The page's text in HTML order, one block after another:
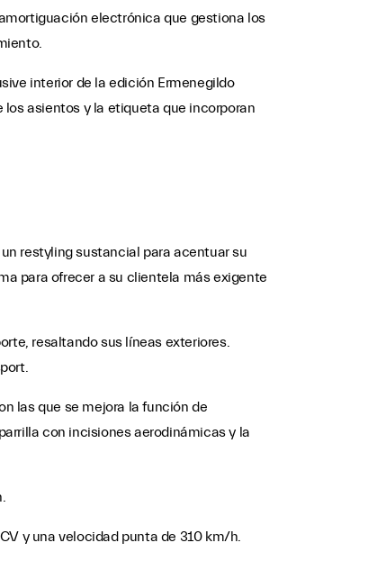
electrónica que gestiona los
interior de la edición Ermenegildo
asientos y la etiqueta que incorporan
restyling sustancial para acentuar su
para ofrecer a su clientela más exigente
resaltando sus líneas exteriores.
las que se mejora la función de
con incisiones aerodinámicas y la
y una velocidad punta de 310 km/h.